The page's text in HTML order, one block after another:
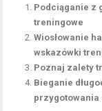
Podciąganie z
treningowe
Wiosłowanie
wskazówki
Poznaj zalety
Bieganie
przygotowania